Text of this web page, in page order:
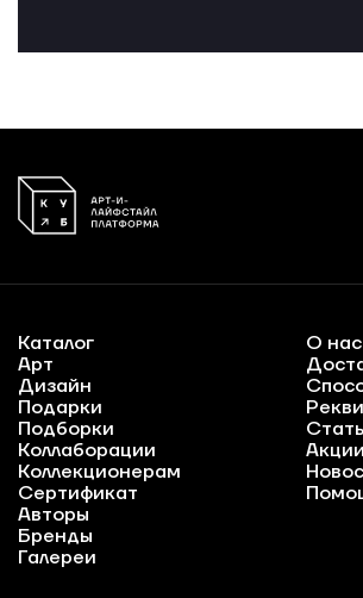
Каталог
Арт
Дизайн
Подарки
Подборки
Коллаборации
Коллекционерам
Сертификат
Авторы
Бренды
Галереи
О нас
Акции